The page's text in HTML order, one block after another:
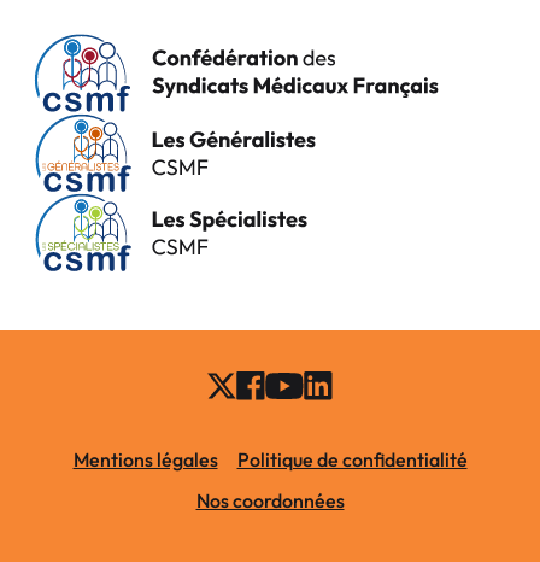
Mentions légales
Politique de confidentialité
Nos coordonnées